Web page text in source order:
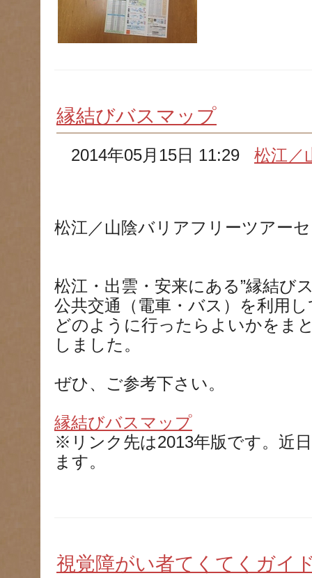
縁結びバスマップ
2014年05月15日 11:29松江／
松江／山陰バリアフリーツアー
松江・出雲・安来にある”縁結び
公共交通（電車・バス）を利用
どのように行ったらよいかをま
しました。
ぜひ、ご参考下さい。
縁結びバスマップ
※リンク先は2013年版です。近
ます。
視覚障がい者てくてくガイ